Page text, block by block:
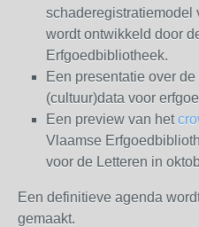
schaderegistratiemodel
wordt ontwikkeld door
Erfgoedbibliotheek.
Een presentatie over
(cultuur)data voor
Een preview van het
Vlaamse
voor de Letteren in
Een definitieve agenda
gemaakt.